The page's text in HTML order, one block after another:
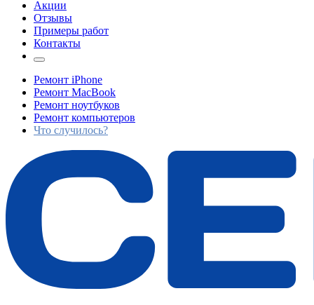
Акции
Отзывы
Примеры работ
Контакты
Ремонт iPhone
Ремонт MacBook
Ремонт ноутбуков
Ремонт компьютеров
Что случилось?